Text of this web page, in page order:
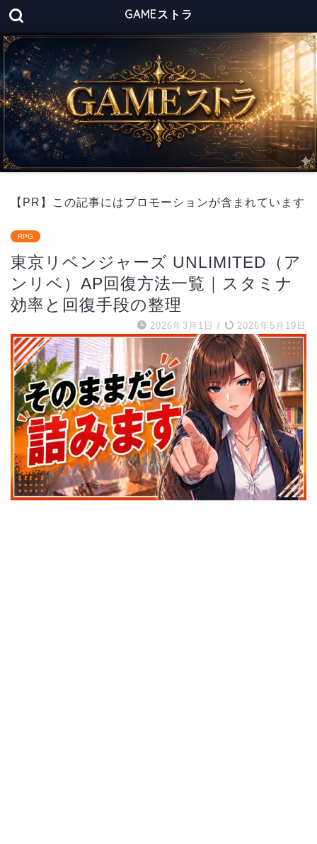
GAMEストラ
【PR】この記事にはプロモーションが含まれています
RPG
東京リベンジャーズ UNLIMITED（ア
ンリベ）AP回復方法一覧｜スタミナ
効率と回復手段の整理
2026年3月1日 / 2026年5月19日